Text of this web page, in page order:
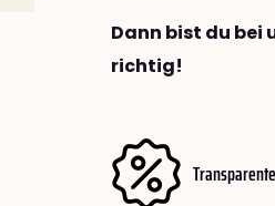
Dann bist du bei
richtig!